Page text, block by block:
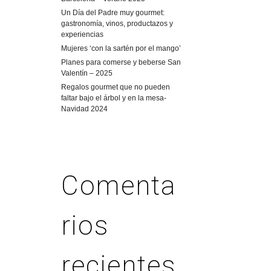
Un Día del Padre muy gourmet:
gastronomía, vinos, productazos y
experiencias
Mujeres ‘con la sartén por el mango’
Planes para comerse y beberse San
Valentín – 2025
Regalos gourmet que no pueden
faltar bajo el árbol y en la mesa-
Navidad 2024
Comenta
rios